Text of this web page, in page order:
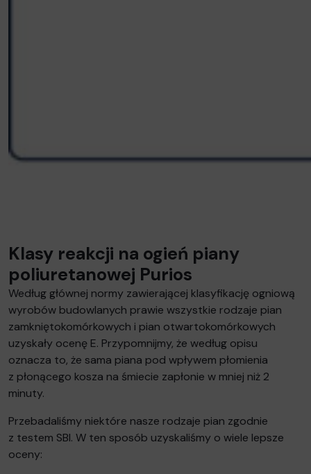
Klasy reakcji na ogień piany
poliuretanowej Purios
Według głównej normy zawierającej klasyfikację ogniową
wyrobów budowlanych prawie wszystkie rodzaje pian
zamkniętokomórkowych i pian otwartokomórkowych
uzyskały ocenę E. Przypomnijmy, że według opisu
oznacza to, że sama piana pod wpływem płomienia
z płonącego kosza na śmiecie zapłonie w mniej niż 2
minuty.
Przebadaliśmy niektóre nasze rodzaje pian zgodnie
z testem SBI. W ten sposób uzyskaliśmy o wiele lepsze
oceny: